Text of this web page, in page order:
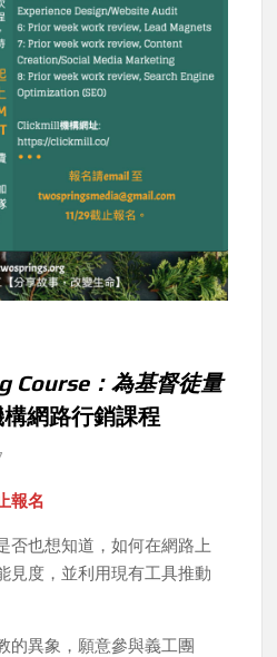
：為基督徒量
網路行銷課程
報名
否也想知道，如何在網路上
見度，並利用現有工具推動
的異象，願意參與義工團